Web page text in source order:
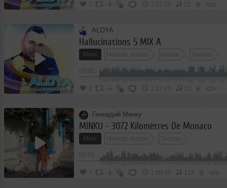
2 1:07:12 22 </>
ALOYA
Hallucinations 5 MIX A
Микс Melodic House House Techno
2 1:07:45 22 </>
Геннадий Минку
MINKU - 3072 Kilomètres De Monaco
Микс Melodic House Techno
7 1:00:45 </>